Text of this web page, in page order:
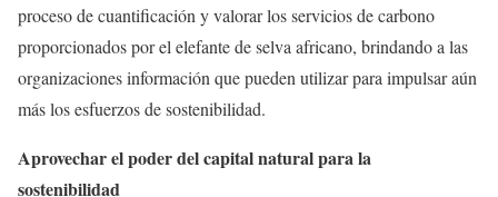
proceso de cuantificación y valorar los servicios de carbono
proporcionados por el elefante de selva africano, brindando a las
organizaciones información que pueden utilizar para impulsar aún
más los esfuerzos de sostenibilidad.
Aprovechar el poder del capital natural para la
sostenibilidad